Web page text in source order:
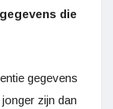
die
gegevens
zijn dan